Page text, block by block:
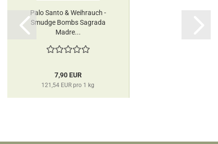
Palo Santo & Weihrauch -
Smudge Bombs Sagrada
Madre...
7,90 EUR
121,54 EUR pro 1 kg